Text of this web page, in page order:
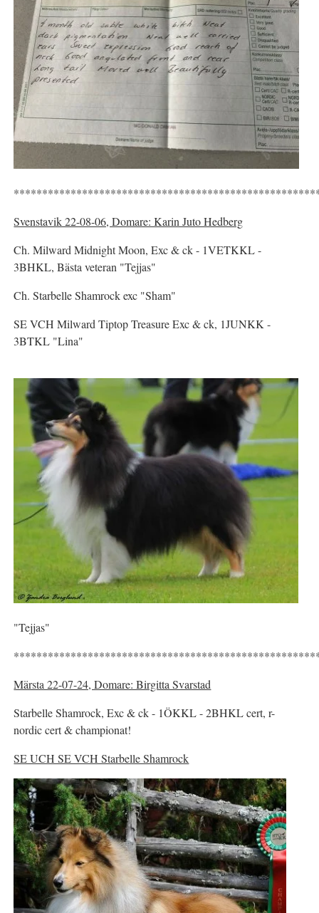
Svenstavik 22-08-06, Domare: Karin Juto Hedberg
Ch. Milward Midnight Moon, Exc & ck - 1VETKKL -
3BHKL, Bästa veteran "Tejjas"
Ch. Starbelle Shamrock exc "Sham"
SE VCH Milward Tiptop Treasure Exc & ck, 1JUNKK -
3BTKL "Lina"
"Tejjas"
Märsta 22-07-24, Domare: Birgitta Svarstad
Starbelle Shamrock, Exc & ck - 1ÖKKL - 2BHKL cert, r-
nordic cert & championat!
SE UCH SE VCH Starbelle Shamrock